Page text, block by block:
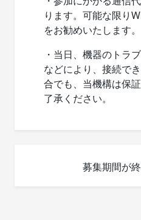
ります。可能な限り
をお勧めいたします。
・当日、機器のトラ
などにより、接続で
合でも、当機構は保
了承ください。
募集期間が